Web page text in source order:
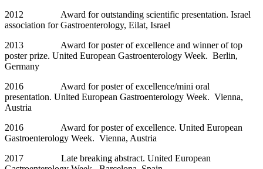
2012 Award for outstanding scientific presentation. Israel
association for Gastroenterology, Eilat, Israel
2013 Award for poster of excellence and winner of top
poster prize. United European Gastroenterology Week. Berlin,
Germany
2016 Award for poster of excellence/mini oral
presentation. United European Gastroenterology Week. Vienna,
Austria
2016 Award for poster of excellence. United European
Gastroenterology Week. Vienna, Austria
2017 Late breaking abstract. United European